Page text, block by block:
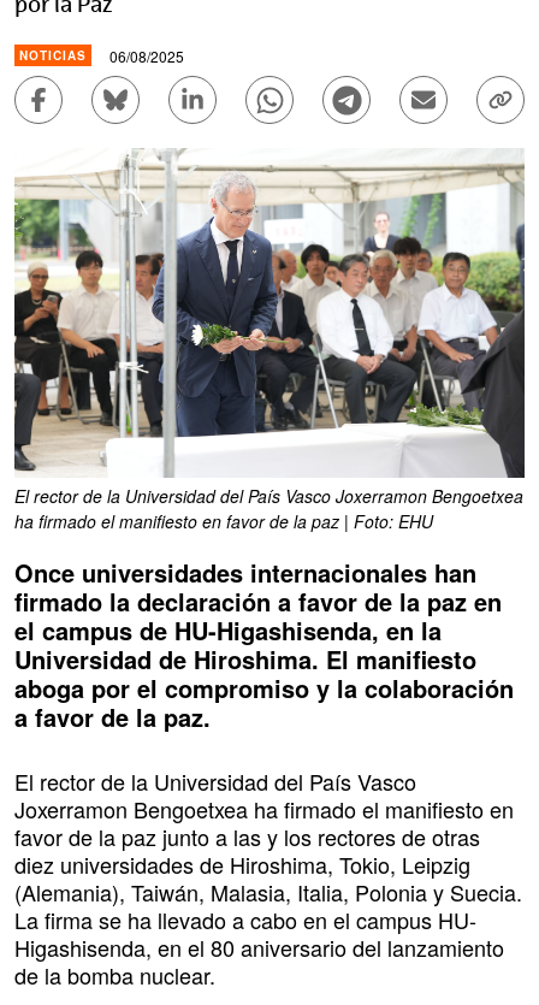
NOTICIAS 06/08/2025
Compartir en Facebook - (Abre una nueva ventana)
Compartir en Bluesky - (Abre una nueva
Compartir en Linkedin - (Abre una
Compartir en Whatsapp -
Compartir enEnviar por
El rector de la Universidad del País Vasco Joxerramon Bengoetxea
ha firmado el manifiesto en favor de la paz | Foto: EHU
Once universidades internacionales han
firmado la declaración a favor de la paz en
el campus de HU-Higashisenda, en la
Universidad de Hiroshima. El manifiesto
aboga por el compromiso y la colaboración
a favor de la paz.
El rector de la Universidad del País Vasco
Joxerramon Bengoetxea ha firmado el manifiesto en
favor de la paz junto a las y los rectores de otras
diez universidades de Hiroshima, Tokio, Leipzig
(Alemania), Taiwán, Malasia, Italia, Polonia y Suecia.
La firma se ha llevado a cabo en el campus HU-
Higashisenda, en el 80 aniversario del lanzamiento
de la bomba nuclear.